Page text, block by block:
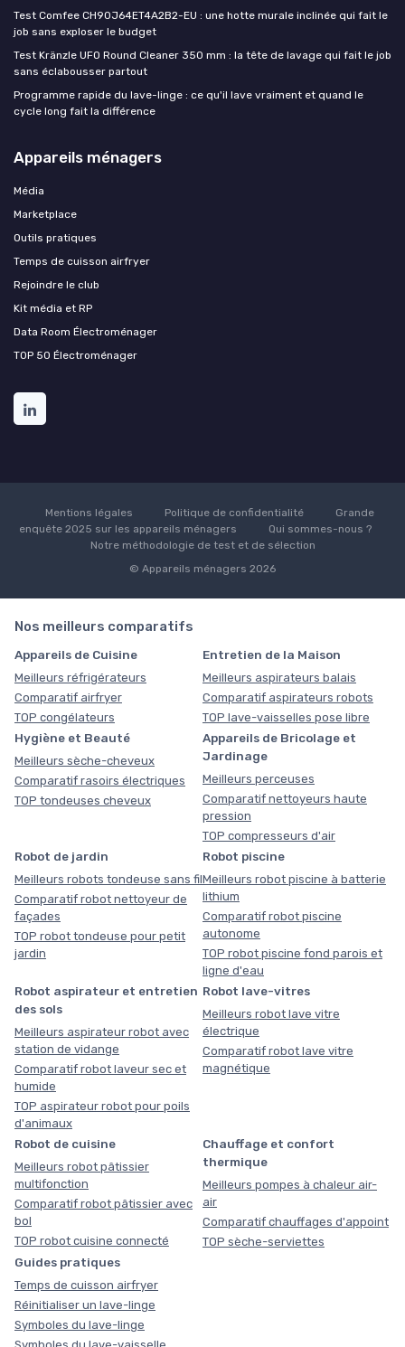
Test Comfee CH90J64ET4A2B2-EU : une hotte murale inclinée qui fait le
job sans exploser le budget
Test Kränzle UFO Round Cleaner 350 mm : la tête de lavage qui fait le job
sans éclabousser partout
Programme rapide du lave-linge : ce qu'il lave vraiment et quand le
cycle long fait la différence
Appareils ménagers
Média
Marketplace
Outils pratiques
Temps de cuisson airfryer
Rejoindre le club
Kit média et RP
Data Room Électroménager
TOP 50 Électroménager
Mentions légales Politique de confidentialité
Grande
enquête 2025 sur les appareils ménagers
Qui sommes-nous ?
Notre méthodologie de test et de sélection
© Appareils ménagers 2026
Nos meilleurs comparatifs
Appareils de Cuisine
Meilleurs réfrigérateurs
Comparatif airfryer
TOP congélateurs
Entretien de la Maison
Meilleurs aspirateurs balais
Comparatif aspirateurs robots
TOP lave-vaisselles pose libre
Hygiène et Beauté
Meilleurs sèche-cheveux
Comparatif rasoirs électriques
TOP tondeuses cheveux
Appareils de Bricolage et
Jardinage
Meilleurs perceuses
Comparatif nettoyeurs haute
pression
TOP compresseurs d'air
Robot de jardin
Meilleurs robots tondeuse sans fil
Comparatif robot nettoyeur de
façades
TOP robot tondeuse pour petit
jardin
Robot piscine
Meilleurs robot piscine à batterie
lithium
Comparatif robot piscine
autonome
TOP robot piscine fond parois et
ligne d'eau
Robot aspirateur et entretien
des sols
Meilleurs aspirateur robot avec
station de vidange
Comparatif robot laveur sec et
humide
TOP aspirateur robot pour poils
d'animaux
Robot lave-vitres
Meilleurs robot lave vitre
électrique
Comparatif robot lave vitre
magnétique
Robot de cuisine
Meilleurs robot pâtissier
multifonction
Comparatif robot pâtissier avec
bol
TOP robot cuisine connecté
Chauffage et confort
thermique
Meilleurs pompes à chaleur air-
air
Comparatif chauffages d'appoint
TOP sèche-serviettes
Guides pratiques
Temps de cuisson airfryer
Réinitialiser un lave-linge
Symboles du lave-linge